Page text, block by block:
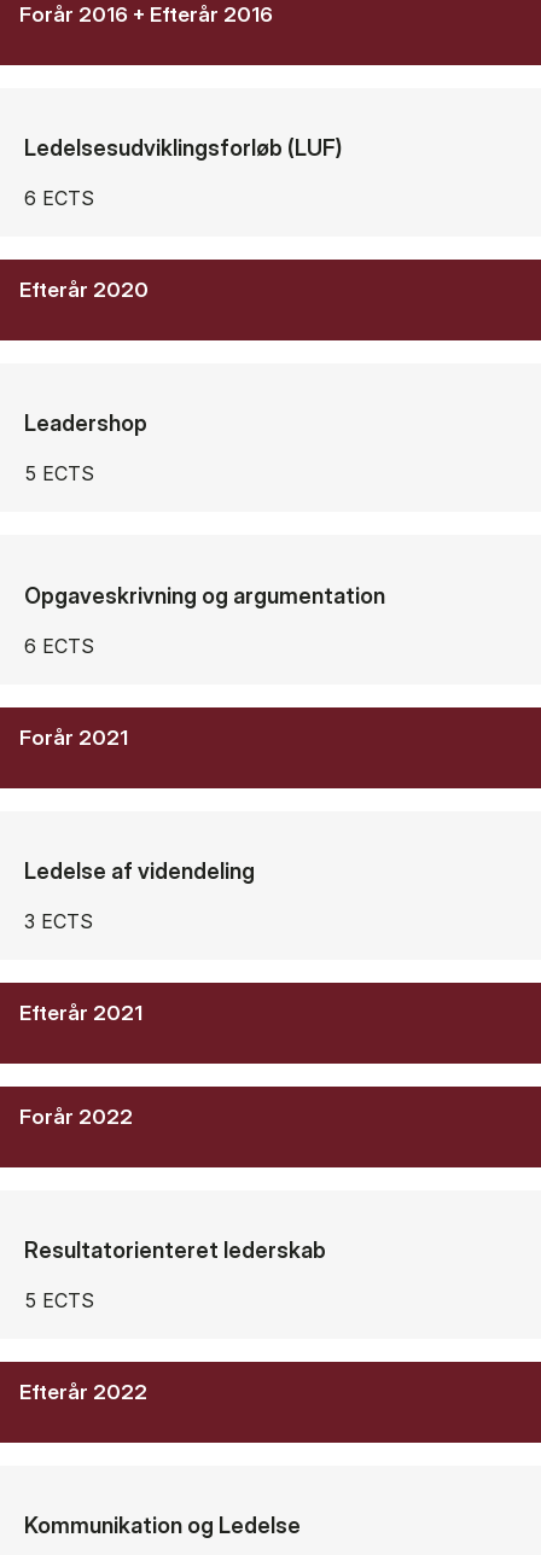
Forår 2016 + Efterår 2016
Ledelsesudviklingsforløb (LUF)
6 ECTS
Efterår 2020
Leadershop
5 ECTS
Opgaveskrivning og argumentation
6 ECTS
Forår 2021
Ledelse af videndeling
3 ECTS
Efterår 2021
Forår 2022
Resultatorienteret lederskab
5 ECTS
Efterår 2022
Kommunikation og Ledelse